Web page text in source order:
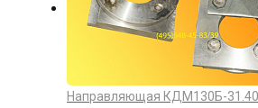
Направляющая КДМ130Б-